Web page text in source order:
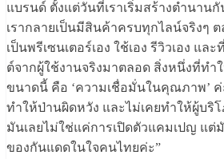
แบรนด์ ตั้งแต่วันที่เราเริ่มสร้างตำนาน
เรากลายเป็นมีสินค้าครบทุกไลน์จริงๆ
เป็นพรีเซนเตอร์เอง ใช้เอง รีวิวเอง แ
ต์จากผู้ใช้งานจริงมาตลอด สิ่งหนึ่งที่ทำ
ขนาดนี้ คือ ‘ความเชื่อมั่นในคุณภาพ’ ค่
ทำให้ป่านผิดหวัง และไม่เคยทำให้ผู้บริ
มันเลยไม่ใช่แค่การเปิดตัวแคมเปญ แ
ของกันแดดในใจคนไทยค่ะ”